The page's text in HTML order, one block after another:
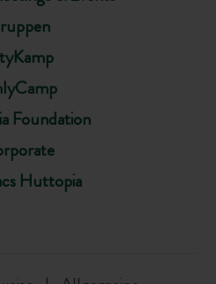
Foundation
Huttopia